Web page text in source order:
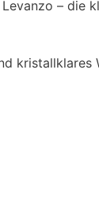
– die